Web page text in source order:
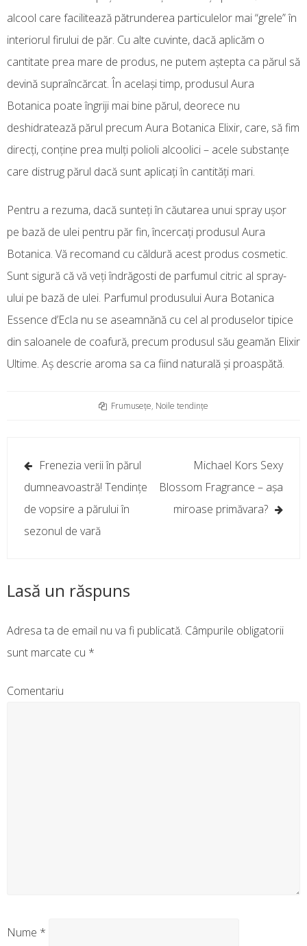
alcool care facilitează pătrunderea particulelor mai “grele” în
interiorul firului de păr. Cu alte cuvinte, dacă aplicăm o
cantitate prea mare de produs, ne putem aştepta ca părul să
devină supraîncărcat. În acelaşi timp, produsul Aura
Botanica poate îngriji mai bine părul, deorece nu
deshidratează părul precum Aura Botanica Elixir, care, să fim
direcţi, conţine prea mulţi polioli alcoolici – acele substanţe
care distrug părul dacă sunt aplicaţi în cantităţi mari.
Pentru a rezuma, dacă sunteţi în căutarea unui spray uşor
pe bază de ulei pentru păr fin, încercaţi produsul Aura
Botanica. Vă recomand cu căldură acest produs cosmetic.
Sunt sigură că vă veţi îndrăgosti de parfumul citric al spray-
ului pe bază de ulei. Parfumul produsului Aura Botanica
Essence d’Ecla nu se aseamnănă cu cel al produselor tipice
din saloanele de coafură, precum produsul său geamăn Elixir
Ultime. Aş descrie aroma sa ca fiind naturală şi proaspătă.
Frumusețe, Noile tendințe
Navigare
în
articole
Frenezia verii în părul
dumneavoastră! Tendinţe
de vopsire a părului în
sezonul de vară
Michael Kors Sexy
Blossom Fragrance – aşa
miroase primăvara?
Lasă un răspuns
Adresa ta de email nu va fi publicată. Câmpurile obligatorii
sunt marcate cu *
Comentariu
Nume *